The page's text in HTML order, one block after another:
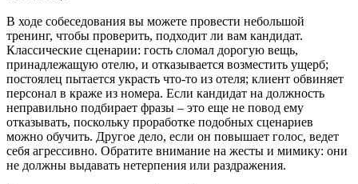
В ходе собеседования вы можете провести небольшой
тренинг, чтобы проверить, подходит ли вам кандидат.
Классические сценарии: гость сломал дорогую вещь,
принадлежащую отелю, и отказывается возместить ущерб;
постоялец пытается украсть что-то из отеля; клиент обвиняет
персонал в краже из номера. Если кандидат на должность
неправильно подбирает фразы – это еще не повод ему
отказывать, поскольку проработке подобных сценариев
можно обучить. Другое дело, если он повышает голос, ведет
себя агрессивно. Обратите внимание на жесты и мимику: они
не должны выдавать нетерпения или раздражения.